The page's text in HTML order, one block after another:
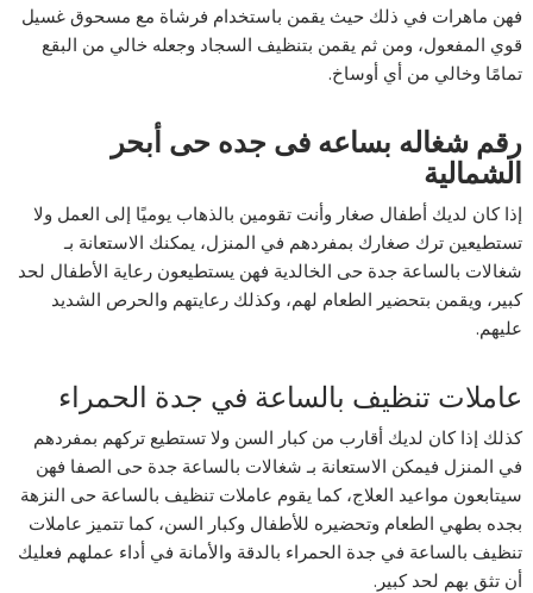
فهن ماهرات في ذلك حيث يقمن باستخدام فرشاة مع مسحوق غسيل
قوي المفعول، ومن ثم يقمن بتنظيف السجاد وجعله خالي من البقع
تمامًا وخالي من أي أوساخ.
رقم شغاله بساعه فى جده حى أبحر
الشمالية
إذا كان لديك أطفال صغار وأنت تقومين بالذهاب يوميًا إلى العمل ولا
تستطيعين ترك صغارك بمفردهم في المنزل، يمكنك الاستعانة بـ
شغالات بالساعة جدة حى الخالدية فهن يستطيعون رعاية الأطفال لحد
كبير، ويقمن بتحضير الطعام لهم، وكذلك رعايتهم والحرص الشديد
عليهم.
عاملات تنظيف بالساعة في جدة الحمراء
كذلك إذا كان لديك أقارب من كبار السن ولا تستطيع تركهم بمفردهم
في المنزل فيمكن الاستعانة بـ شغالات بالساعة جدة حى الصفا فهن
سيتابعون مواعيد العلاج، كما يقوم عاملات تنظيف بالساعة حى النزهة
بجده بطهي الطعام وتحضيره للأطفال وكبار السن، كما تتميز عاملات
تنظيف بالساعة في جدة الحمراء بالدقة والأمانة في أداء عملهم فعليك
أن تثق بهم لحد كبير.